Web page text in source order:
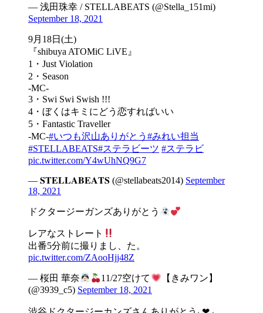
— 浅田珠幸 / STELLABEATS (@Stella_151mi)
September 18, 2021
9月18日(土)
『shibuya ATOMiC LiVE』
1・Just Violation
2・Season
-MC-
3・Swi Swi Swish !!!
4・ぼくはキミにどう恋すればいい
5・Fantastic Traveller
-MC-#いつも沢山ありがとう #みれい担当
#STELLABEATS#ステラビーツ #ステラビ
pic.twitter.com/Y4wUhNQ9G7
— 𝐒𝐓𝐄𝐋𝐋𝐀𝐁𝐄𝐀𝐓𝐒 (@stellabeats2014) September
18, 2021
ドクタージーガンズありがとう
レアなストレート
出番5分前に撮りまし、た。
pic.twitter.com/ZAooHjj48Z
— 桜田 華奈 11/27空けて
【きみワン】
(@3939_c5) September 18, 2021